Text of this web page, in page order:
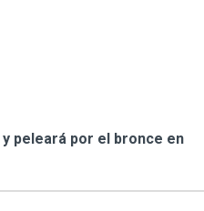
peleará por el bronce en